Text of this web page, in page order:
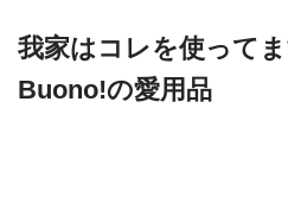
我家はコレを使って
Buono!の愛用品